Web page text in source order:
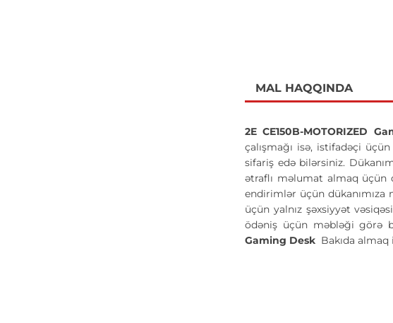
MAL HAQQINDA
2E CE150B-MOTORIZED
çalışmağı isə, istifadəçi
sifariş edə bilərsiniz.
ətraflı məlumat almaq üçün
endirimlər üçün dükanımıza
üçün yalnız şəxsiyyət
ödəniş üçün məbləği görə
Gaming Desk Bakıda